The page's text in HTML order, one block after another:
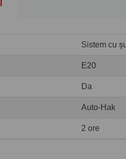
Sistem cu
E20
Da
Auto-Hak
2 ore